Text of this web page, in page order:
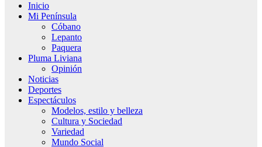
Inicio
Mi Península
Cóbano
Lepanto
Paquera
Pluma Liviana
Opinión
Noticias
Deportes
Espectáculos
Modelos, estilo y belleza
Cultura y Sociedad
Variedad
Mundo Social